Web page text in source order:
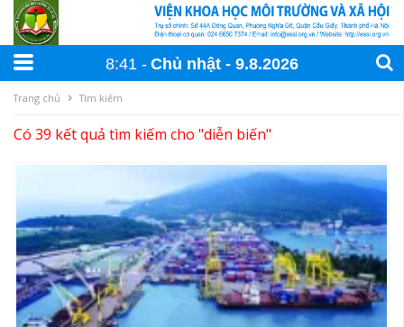
8:41 Chủ nhật 9.8.2026
Trang chủ Tìm kiếm
Có 39 kết quả tìm kiếm cho "diễn biến"